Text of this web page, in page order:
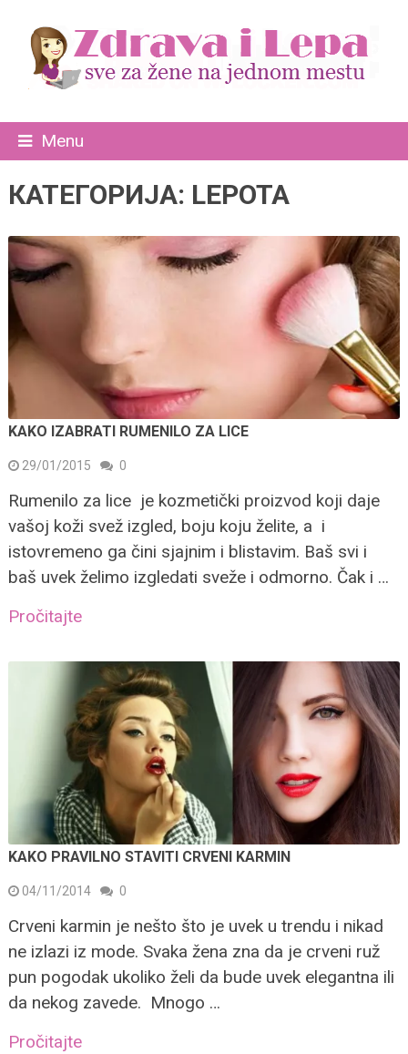
Menu
КАТЕГОРИЈА: LEPOTA
KAKO IZABRATI RUMENILO ZA LICE
29/01/2015 0
Rumenilo za lice je kozmetički proizvod koji daje
vašoj koži svež izgled, boju koju želite, a i
istovremeno ga čini sjajnim i blistavim. Baš svi i
baš uvek želimo izgledati sveže i odmorno. Čak i …
Pročitajte
KAKO PRAVILNO STAVITI CRVENI KARMIN
04/11/2014 0
Crveni karmin je nešto što je uvek u trendu i nikad
ne izlazi iz mode. Svaka žena zna da je crveni ruž
pun pogodak ukoliko želi da bude uvek elegantna ili
da nekog zavede. Mnogo …
Pročitajte